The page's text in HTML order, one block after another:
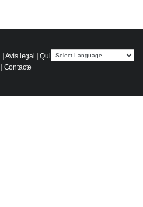
| Avís legal |Qui
| Contacte